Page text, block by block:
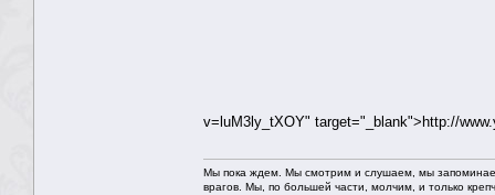
v=luM3ly_tXOY" target="_blank">http://
Мы пока ждем. Мы смотрим и слушаем, мы
врагов. Мы, по большей части, молчим, и только